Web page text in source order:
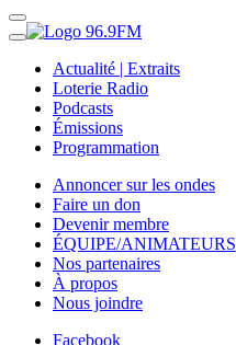
Actualité | Extraits
Loterie Radio
Podcasts
Émissions
Programmation
Annoncer sur les ondes
Faire un don
Devenir membre
ÉQUIPE/ANIMATEURS
Nos partenaires
À propos
Nous joindre
Facebook